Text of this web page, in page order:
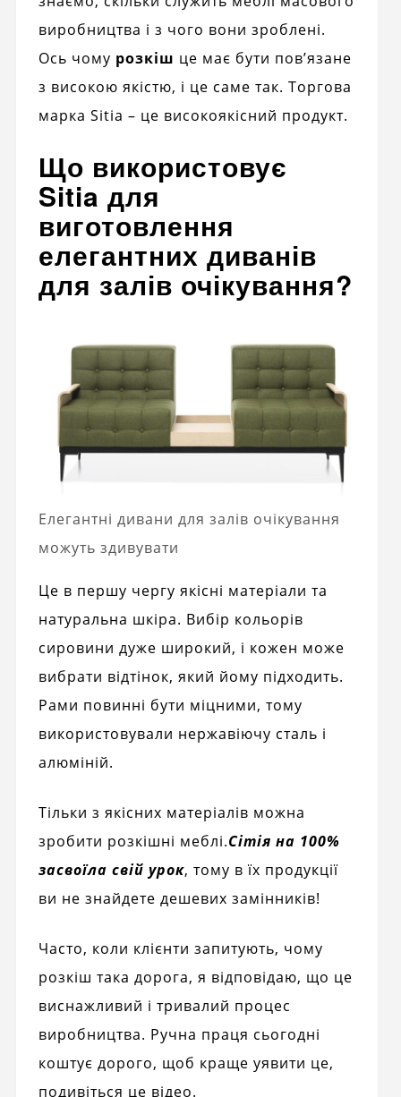
виробництва і з чого вони зроблені.
Ось чому розкіш це має бути пов’язане
з високою якістю, і це саме так. Торгова
марка Sitia – це високоякісний продукт.
Що використовує
Sitia для
виготовлення
елегантних диванів
для залів очікування?
Елегантні дивани для залів очікування
можуть здивувати
Це в першу чергу якісні матеріали та
натуральна шкіра. Вибір кольорів
сировини дуже широкий, і кожен може
вибрати відтінок, який йому підходить.
Рами повинні бути міцними, тому
використовували нержавіючу сталь і
алюміній.
Тільки з якісних матеріалів можна
зробити розкішні меблі.Сітія на 100%
засвоїла свій урок, тому в їх продукції
ви не знайдете дешевих замінників!
Часто, коли клієнти запитують, чому
розкіш така дорога, я відповідаю, що це
виснажливий і тривалий процес
виробництва. Ручна праця сьогодні
коштує дорого, щоб краще уявити це,
подивіться це відео.